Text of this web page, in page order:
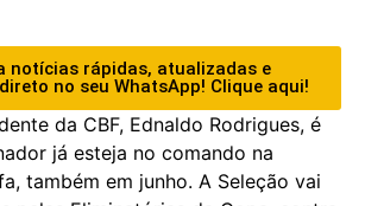
notícias rápidas, atualizadas e
no seu WhatsApp! Clique aqui!
da CBF, Ednaldo Rodrigues, é
já esteja no comando na
também em junho. A Seleção vai